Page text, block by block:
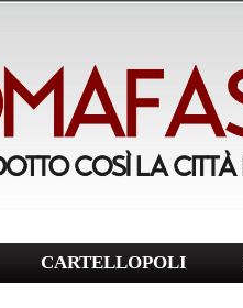
CARTELLOPOLI